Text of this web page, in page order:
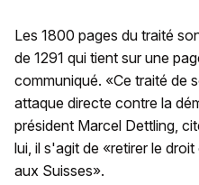
Les 1800 pages du traité
de 1291 qui tient sur une
communiqué. «Ce traité de
attaque directe contre la
président Marcel Dettling,
lui, il s'agit de «retirer le
aux Suisses».